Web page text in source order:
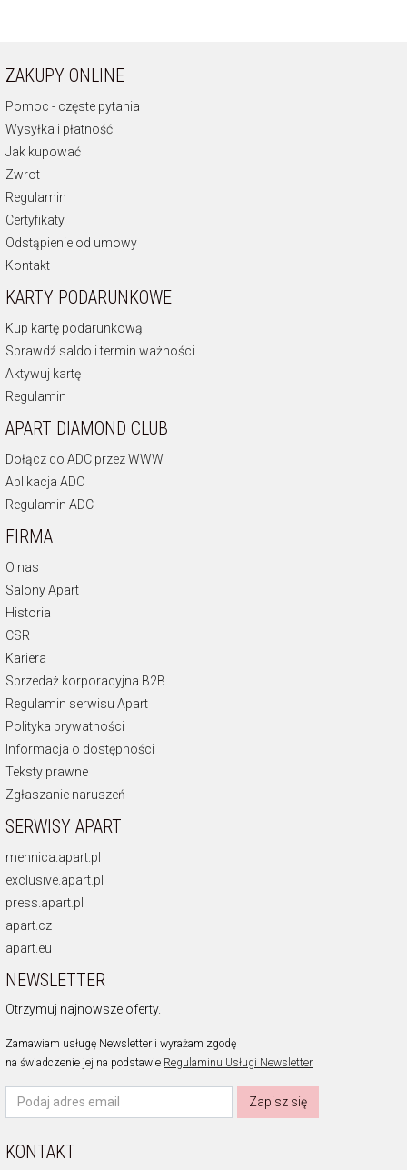
ZAKUPY ONLINE
Pomoc - częste pytania
Wysyłka i płatność
Jak kupować
Zwrot
Regulamin
Certyfikaty
Odstąpienie od umowy
Kontakt
KARTY PODARUNKOWE
Kup kartę podarunkową
Sprawdź saldo i termin ważności
Aktywuj kartę
Regulamin
APART DIAMOND CLUB
Dołącz do ADC przez WWW
Aplikacja ADC
Regulamin ADC
FIRMA
O nas
Salony Apart
Historia
CSR
Kariera
Sprzedaż korporacyjna B2B
Regulamin serwisu Apart
Polityka prywatności
Informacja o dostępności
Teksty prawne
Zgłaszanie naruszeń
SERWISY APART
mennica.apart.pl
exclusive.apart.pl
press.apart.pl
apart.cz
apart.eu
NEWSLETTER
Otrzymuj najnowsze oferty.
Zamawiam usługę Newsletter i wyrażam zgodę
na świadczenie jej na podstawie Regulaminu Usługi Newsletter
Zapisz się
KONTAKT